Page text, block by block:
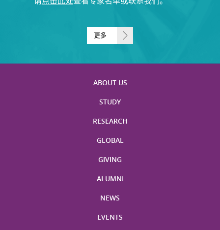
更多
ABOUT US
STUDY
RESEARCH
GLOBAL
GIVING
ALUMNI
NEWS
EVENTS